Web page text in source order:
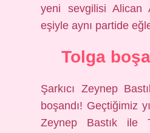
yeni sevgilisi Alican
eşiyle aynı partide
Tolga
Şarkıcı Zeynep
boşandı! Geçtiğimiz
Zeynep Bastık ile